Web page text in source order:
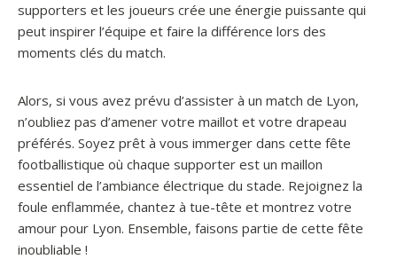
supporters et les joueurs crée une énergie puissante qui
peut inspirer l’équipe et faire la différence lors des
moments clés du match.
Alors, si vous avez prévu d’assister à un match de Lyon,
n’oubliez pas d’amener votre maillot et votre drapeau
préférés. Soyez prêt à vous immerger dans cette fête
footballistique où chaque supporter est un maillon
essentiel de l’ambiance électrique du stade. Rejoignez la
foule enflammée, chantez à tue-tête et montrez votre
amour pour Lyon. Ensemble, faisons partie de cette fête
inoubliable !